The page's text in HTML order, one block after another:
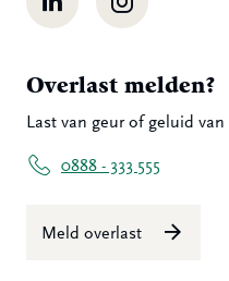
Overlast melden?
Last van geur of geluid
0888 - 333 555
Meld overlast